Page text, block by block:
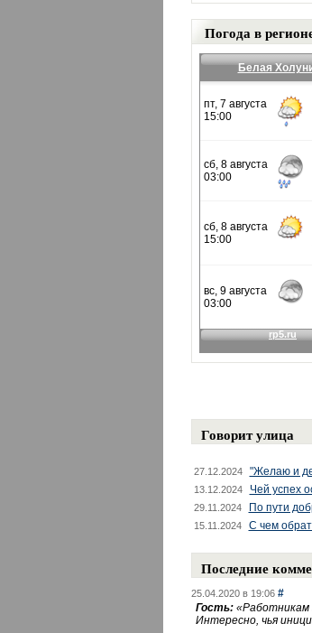
Погода в
Белая
Говорит улица
27.12.2024 "Желаю и
13.12.2024 Чей успех
29.11.2024 По пути
15.11.2024 С чем
Последние
25.04.2020 в 19:06 #
Гость: «Работникам
Интересно, чья